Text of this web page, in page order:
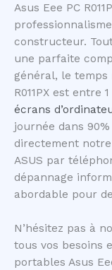
Asus Eee PC
constructeur.
une parfaite
général, le temps
R011PX est entre
écrans
journée dans
directement
ASUS par
dépannage
abordable pour
N’hésitez pas à
tous vos besoins
portables Asus